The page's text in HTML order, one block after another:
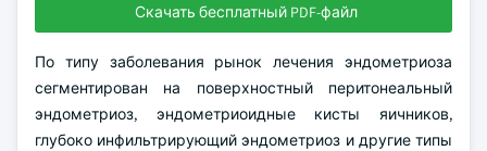
Скачать бесплатный PDF-файл
По типу заболевания рынок лечения эндометриоза
сегментирован на поверхностный перитонеальный
эндометриоз, эндометриоидные кисты яичников,
глубоко инфильтрирующий эндометриоз и другие типы